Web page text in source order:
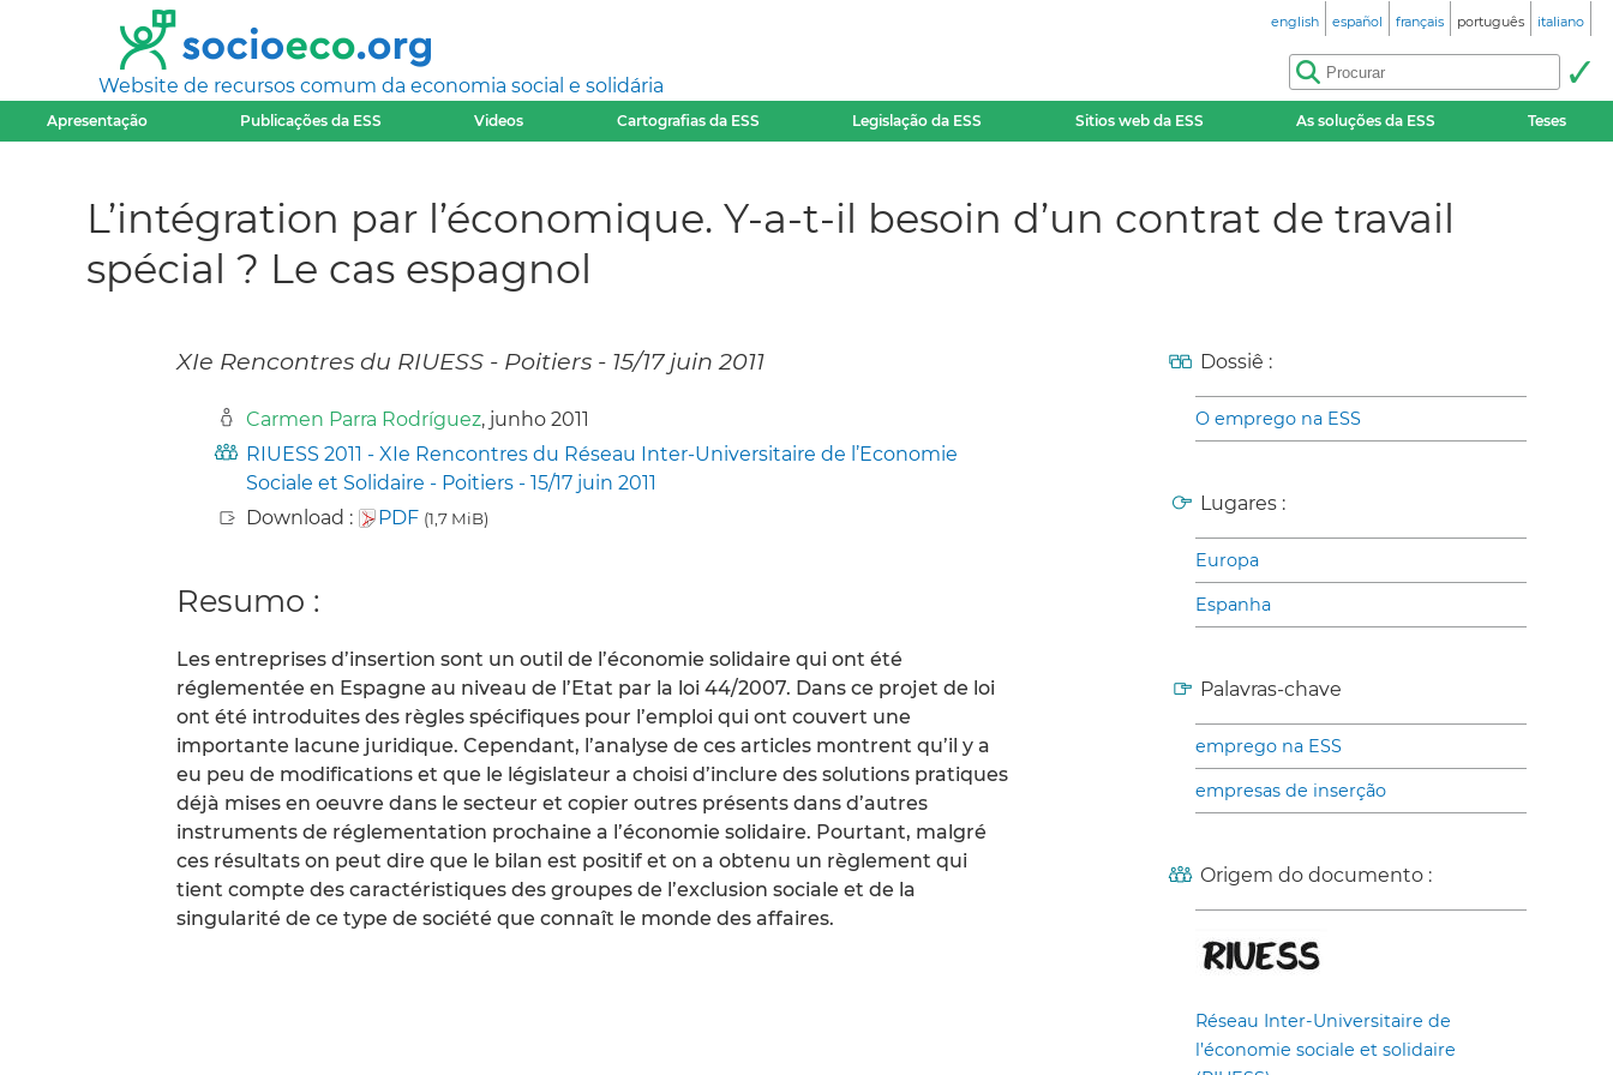
Website de recursos comum da economia social e solidária
english español français português italiano
Apresentação Publicações da ESS Videos Cartografias da ESS Legislação da ESS Sitios web da ESS As soluções da ESS Teses
L’intégration par l’économique. Y-a-t-il besoin d’un contrat de travail
spécial ? Le cas espagnol
XIe Rencontres du RIUESS - Poitiers - 15/17 juin 2011
Carmen Parra Rodríguez, junho 2011
RIUESS 2011 - XIe Rencontres du Réseau Inter-Universitaire de l’Economie
Sociale et Solidaire - Poitiers - 15/17 juin 2011
Download :
PDF (1,7 MiB)
Resumo :
Les entreprises d’insertion sont un outil de l’économie solidaire qui ont été
réglementée en Espagne au niveau de l’Etat par la loi 44/2007. Dans ce projet de loi
ont été introduites des règles spécifiques pour l’emploi qui ont couvert une
importante lacune juridique. Cependant, l’analyse de ces articles montrent qu’il y a
eu peu de modifications et que le législateur a choisi d’inclure des solutions pratiques
déjà mises en oeuvre dans le secteur et copier outres présents dans d’autres
instruments de réglementation prochaine a l’économie solidaire. Pourtant, malgré
ces résultats on peut dire que le bilan est positif et on a obtenu un règlement qui
tient compte des caractéristiques des groupes de l’exclusion sociale et de la
singularité de ce type de société que connaît le monde des affaires.
Dossiê :
O emprego na ESS
Lugares :
Europa
Espanha
Palavras-chave
emprego na ESS
empresas de inserção
Origem do documento :
Réseau Inter-Universitaire de
l’économie sociale et solidaire